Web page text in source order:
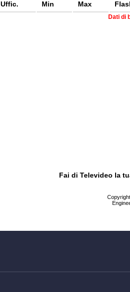
Uffic. Min Max
Dati di
Fai di Televideo la